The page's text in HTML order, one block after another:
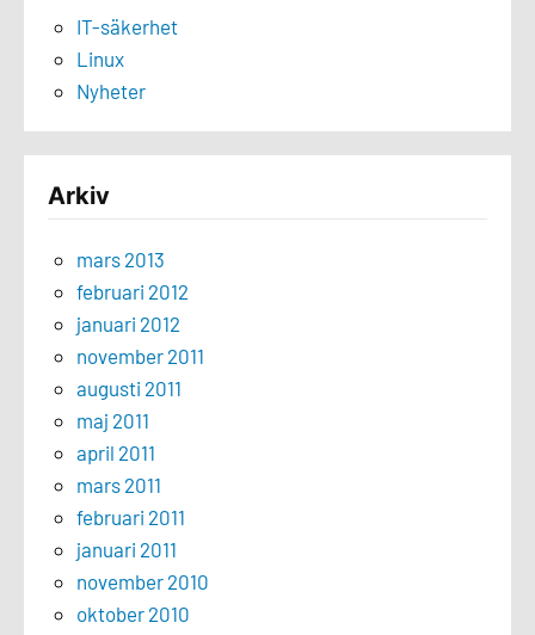
IT-säkerhet
Linux
Nyheter
Arkiv
mars 2013
februari 2012
januari 2012
november 2011
augusti 2011
maj 2011
april 2011
mars 2011
februari 2011
januari 2011
november 2010
oktober 2010